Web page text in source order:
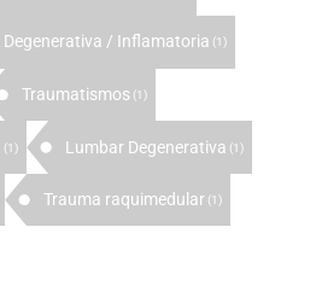
Degenerativa / Inflamatoria (1)
Traumatismos (1)
(1) Lumbar Degenerativa (1)
Trauma raquimedular (1)